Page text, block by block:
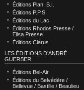
Éditions Plan, S.I.
Éditions P.P.S.
Éditions du Lac
Éditions Rhodos Presse /
Elisa Presse
Éditions Clarus
LES ÉDITIONS D’ANDRÉ
GUERBER
Éditions Bel-Air
Éditions du Belvédère /
Bellevue / Bastille / Beaulieu